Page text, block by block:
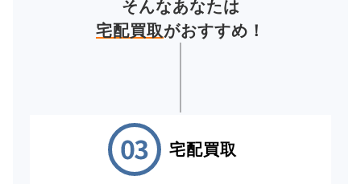
そんなあなたは
宅配買取がおすすめ！
宅配買取